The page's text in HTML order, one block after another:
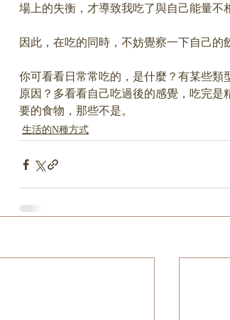
場上的失衡，才導致我吃了與自己能量不
因此，在吃的同時，不妨覺察一下自己的
你可看看日常常吃的，是什麼？有某些
原因？多看看自己吃過後的感覺，吃完
要的食物，那些不是。
生活的N種方式